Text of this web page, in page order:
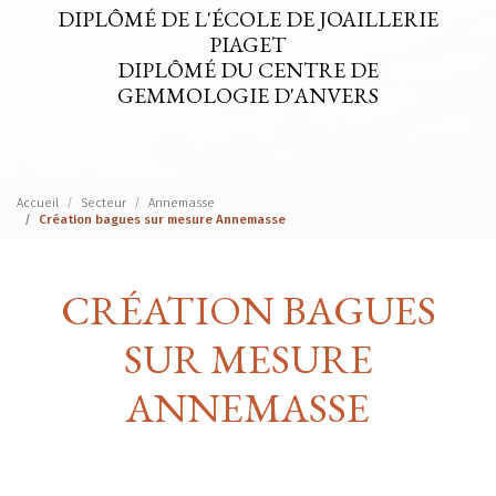
DIPLÔMÉ DE L'ÉCOLE DE JOAILLERIE
PIAGET
DIPLÔMÉ DU CENTRE DE
GEMMOLOGIE D'ANVERS
Accueil Secteur
Annemasse
Création bagues sur mesure Annemasse
CRÉATION BAGUES
SUR MESURE
ANNEMASSE